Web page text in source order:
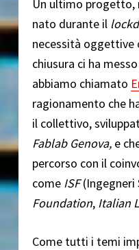
Un ultimo progetto,
nato durante il
necessità oggettive
chiusura ci ha
abbiamo chiamato
ragionamento che
il collettivo,
Fablab Genova,e
percorso con il
come ISF(Ingegneri
Foundation, Italian
Come tutti i temi